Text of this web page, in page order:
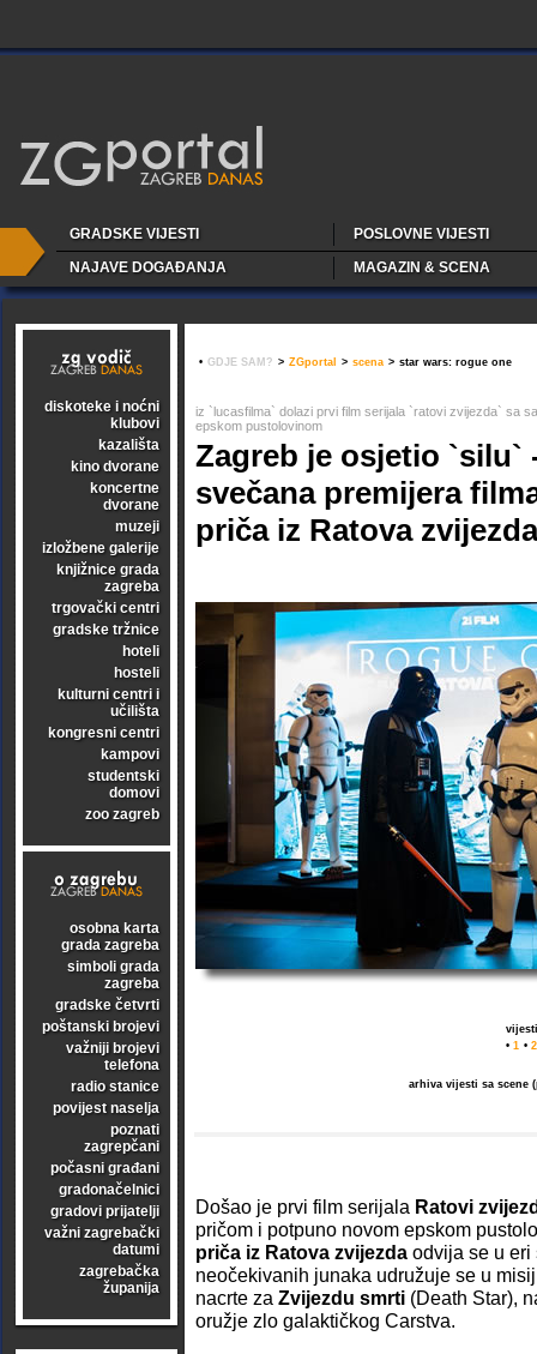
GRADSKE VIJESTI
POSLOVNE VIJESTI
NAJAVE DOGAĐANJA
MAGAZIN & SCENA
diskoteke i noćni
klubovi
kazališta
kino dvorane
koncertne
dvorane
muzeji
izložbene galerije
knjižnice grada
zagreba
trgovački centri
gradske tržnice
hoteli
hosteli
kulturni centri i
učilišta
kongresni centri
kampovi
studentski
domovi
zoo zagreb
osobna karta
grada zagreba
simboli grada
zagreba
gradske četvrti
poštanski brojevi
važniji brojevi
telefona
radio stanice
povijest naselja
poznati
zagrepčani
počasni građani
gradonačelnici
gradovi prijatelji
važni zagrebački
datumi
zagrebačka
županija
• GDJE SAM? > ZGportal > scena > star wars: rogue one
iz `lucasfilma` dolazi prvi film serijala `ratovi zvijezda` sa
epskom pustolovinom
Zagreb je osjetio `silu`
svečana premijera
priča iz Ratova
• 1 • 2
arhiva vijesti sa scene
Došao je prvi film serijala Ratovi
pričom i potpuno novom epskom
priča iz Ratova zvijezda odvija se u eri
neočekivanih junaka udružuje se u
nacrte za Zvijezdu smrti (Death Star),
oružje zlo galaktičkog Carstva.